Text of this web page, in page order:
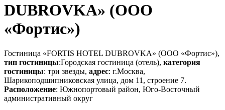
DUBROVKA» (ООО
«Фортис»)
Гостиница «FORTIS HOTEL DUBROVKA» (ООО «Фортис»),
тип гостиницы:Городская гостиница (отель), категория
гостиницы: три звезды, адрес: г.Москва,
Шарикоподшипниковская улица, дом 11, строение 7.
Расположение: Южнопортовый район, Юго-Восточный
административный округ